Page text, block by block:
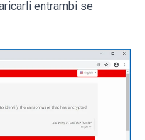
entrambi se